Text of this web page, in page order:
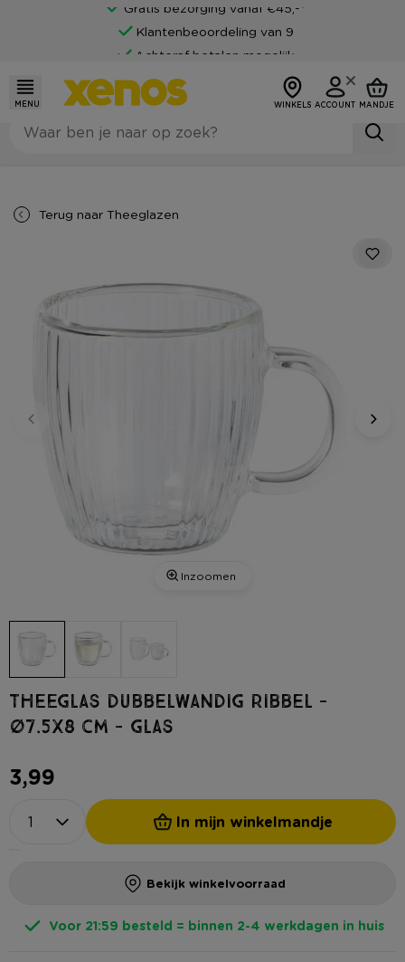
Gratis bezorging vanaf €45,-*
Klantenbeoordeling van 9
Achteraf betalen mogelijk
MENU WINKELS ACCOUNT MANDJE
Terug naar Theeglazen
Inzoomen
Theeglas dubbelwandig ribbel -
ø7.5x8 cm - glas
3,99
In mijn winkelmandje
Bekijk winkelvoorraad
Voor 21:59 besteld = binnen 2-4 werkdagen in huis